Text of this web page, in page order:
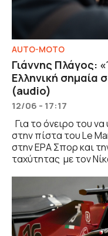
AUTO-MOTO
Γιάννης Πλάγος:
Ελληνική σημαία
(audio)
12/06 - 17:17
Για το όνειρο του
στην πίστα του Le
στην ΕΡΑ Σπορ και
ταχύτητας με τον